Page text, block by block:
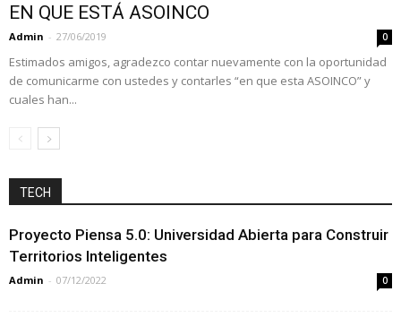
EN QUE ESTÁ ASOINCO
Admin - 27/06/2019 0
Estimados amigos, agradezco contar nuevamente con la oportunidad
de comunicarme con ustedes y contarles “en que esta ASOINCO” y
cuales han...
TECH
Proyecto Piensa 5.0: Universidad Abierta para Construir
Territorios Inteligentes
Admin - 07/12/2022 0